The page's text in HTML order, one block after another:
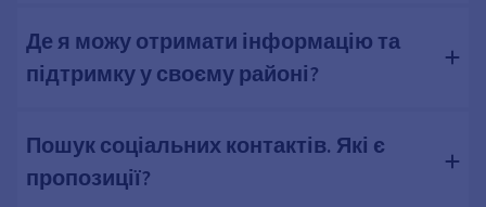
Де я можу отримати інформацію та
підтримку у своєму районі?
Пошук соціальних контактів. Які є
пропозиції?